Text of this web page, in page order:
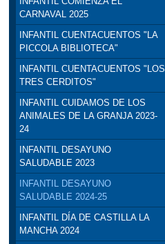
CARNAVAL 2025
INFANTIL CUENTACUENTOS "LA
PICCOLA BIBLIOTECA"
INFANTIL CUENTACUENTOS "LOS
TRES CERDITOS"
INFANTIL CUIDAMOS DE LOS
ANIMALES DE LA GRANJA 2023-
24
INFANTIL DESAYUNO
SALUDABLE 2023
INFANTIL DESAYUNO
SALUDABLE 2024-25
INFANTIL DÍA DE CASTILLA LA
MANCHA 2024